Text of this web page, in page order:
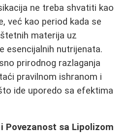
ne treba shvatiti kao
već kao period kada se
materija uz
esencijalnih nutrijenata.
prirodnog razlaganja
pravilnom ishranom i
ide uporedo sa efektima
Povezanost sa Lipolizom